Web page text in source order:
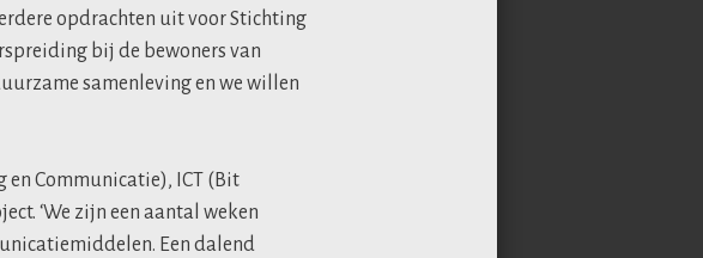
opdrachten uit voor Stichting
bij de bewoners van
samenleving en we willen
Communicatie), ICT (Bit
‘We zijn een aantal weken
Een dalend